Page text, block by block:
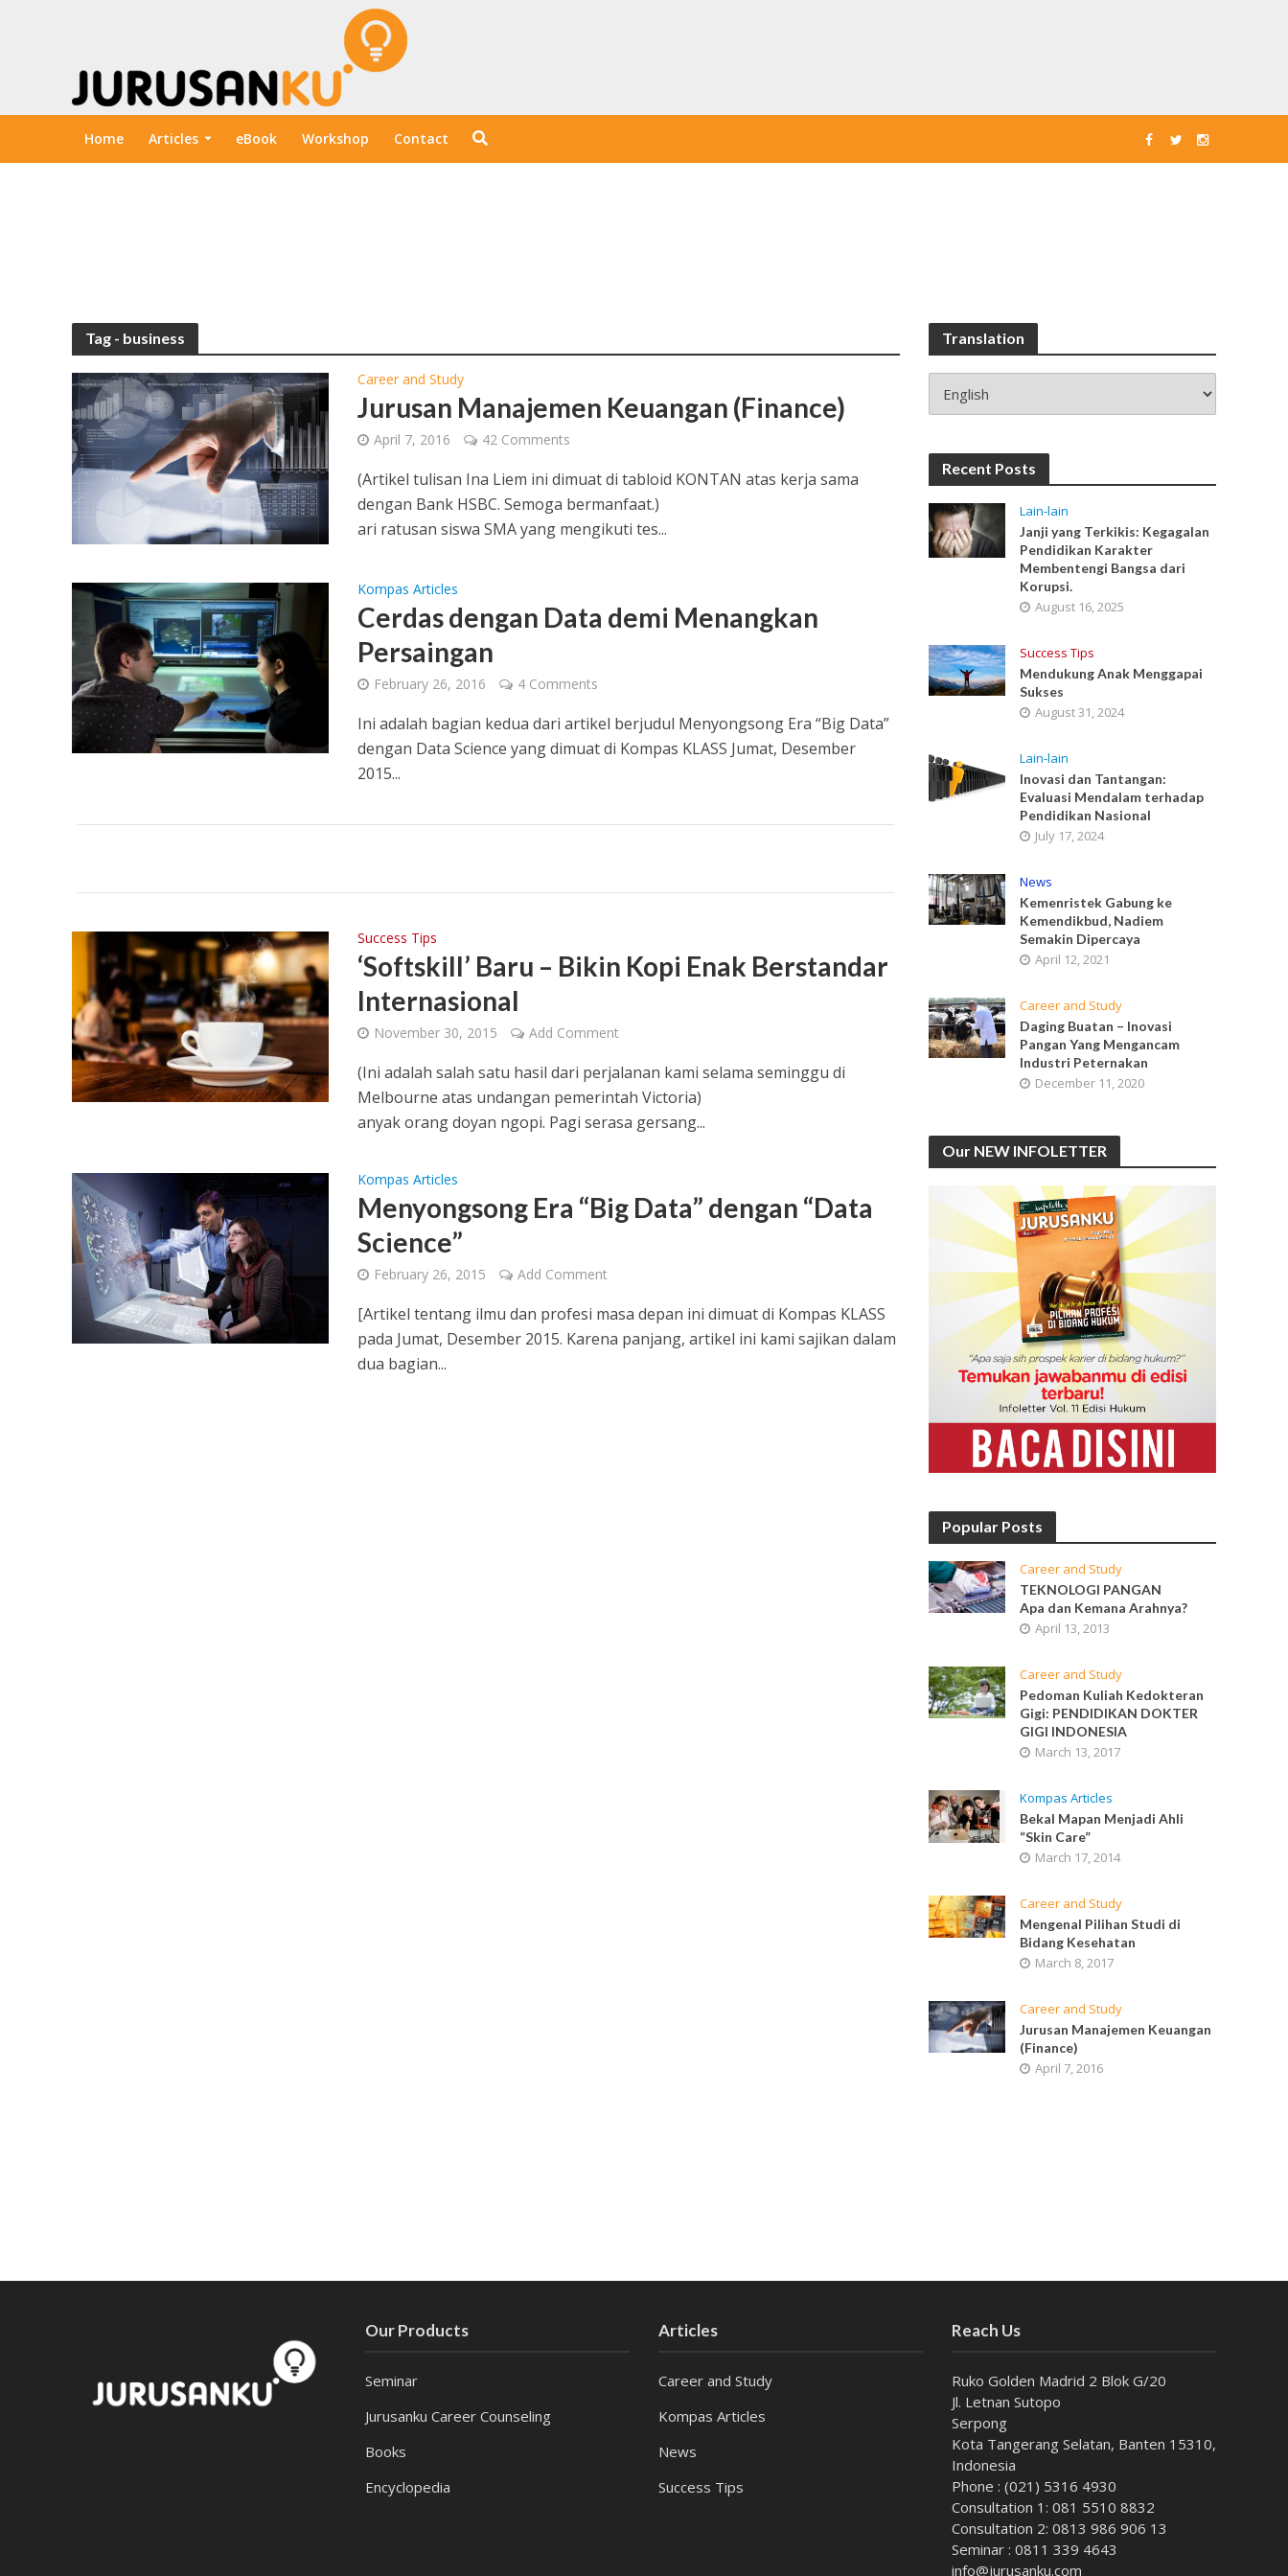
Home Articles eBook Workshop Contact
Tag - business
Career and Study
Jurusan Manajemen Keuangan (Finance)
April 7, 2016 42 Comments
(Artikel tulisan Ina Liem ini dimuat di tabloid KONTAN atas kerja sama
dengan Bank HSBC. Semoga bermanfaat.)
ari ratusan siswa SMA yang mengikuti tes...
Kompas Articles
Cerdas dengan Data demi Menangkan
Persaingan
February 26, 2016 4 Comments
Ini adalah bagian kedua dari artikel berjudul Menyongsong Era “Big Data”
dengan Data Science yang dimuat di Kompas KLASS Jumat, Desember
2015...
Success Tips
‘Softskill’ Baru – Bikin Kopi Enak Berstandar
Internasional
November 30, 2015 Add Comment
(Ini adalah salah satu hasil dari perjalanan kami selama seminggu di
Melbourne atas undangan pemerintah Victoria)
anyak orang doyan ngopi. Pagi serasa gersang...
Kompas Articles
Menyongsong Era “Big Data” dengan “Data
Science”
February 26, 2015 Add Comment
[Artikel tentang ilmu dan profesi masa depan ini dimuat di Kompas KLASS
pada Jumat, Desember 2015. Karena panjang, artikel ini kami sajikan dalam
dua bagian...
Translation
Recent Posts
Lain-lain
Janji yang Terkikis: Kegagalan
Pendidikan Karakter
Membentengi Bangsa dari
Korupsi.
August 16, 2025
Success Tips
Mendukung Anak Menggapai
Sukses
August 31, 2024
Lain-lain
Inovasi dan Tantangan:
Evaluasi Mendalam terhadap
Pendidikan Nasional
July 17, 2024
News
Kemenristek Gabung ke
Kemendikbud, Nadiem
Semakin Dipercaya
April 12, 2021
Career and Study
Daging Buatan – Inovasi
Pangan Yang Mengancam
Industri Peternakan
December 11, 2020
Our NEW INFOLETTER
Popular Posts
Career and Study
TEKNOLOGI PANGAN
Apa dan Kemana Arahnya?
April 13, 2013
Career and Study
Pedoman Kuliah Kedokteran
Gigi: PENDIDIKAN DOKTER
GIGI INDONESIA
March 13, 2017
Kompas Articles
Bekal Mapan Menjadi Ahli
“Skin Care”
March 17, 2014
Career and Study
Mengenal Pilihan Studi di
Bidang Kesehatan
March 8, 2017
Career and Study
Jurusan Manajemen Keuangan
(Finance)
April 7, 2016
Our Products
Seminar
Jurusanku Career Counseling
Books
Encyclopedia
Articles
Career and Study
Kompas Articles
News
Success Tips
Reach Us
Ruko Golden Madrid 2 Blok G/20
Jl. Letnan Sutopo
Serpong
Kota Tangerang Selatan, Banten 15310,
Indonesia
Phone : (021) 5316 4930
Consultation 1: 081 5510 8832
Consultation 2: 0813 986 906 13
Seminar : 0811 339 4643
info@jurusanku.com